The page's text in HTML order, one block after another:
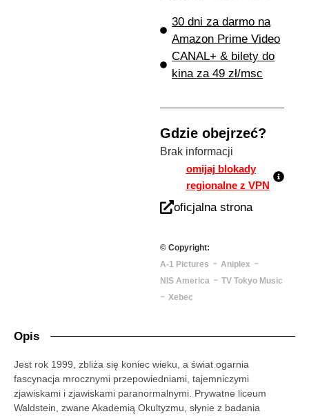
30 dni za darmo na
Amazon Prime Video
CANAL+ & bilety do
kina za 49 zł/msc
Gdzie obejrzeć?
Brak informacji
omijaj blokady
regionalne z VPN
oficjalna strona
© Copyright:
A-1 Pictures - Aniplex -
NIS America - TV Tokyo Music
- Xebec
Opis
Jest rok 1999, zbliża się koniec wieku, a świat ogarnia
fascynacja mrocznymi przepowiedniami, tajemniczymi
zjawiskami i zjawiskami paranormalnymi. Prywatne liceum
Waldstein, zwane Akademią Okultyzmu, słynie z badania